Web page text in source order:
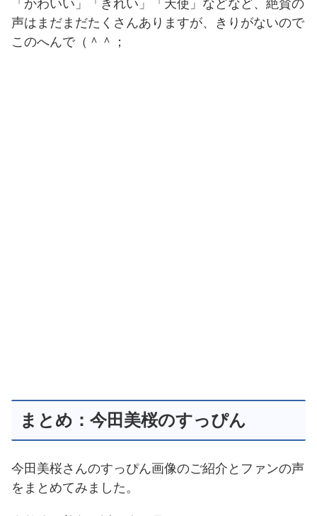
「かわいい」「きれい」「天使」などなど、絶賛の
声はまだまだたくさんありますが、きりがないので
このへんで（＾＾；
まとめ：今田美桜のすっぴん
今田美桜さんのすっぴん画像のご紹介とファンの声
をまとめてみました。